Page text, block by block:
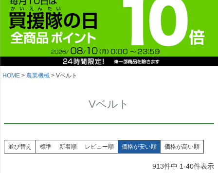
HOME 農業機械 Vベルト
Vベルト
並び替え 標準 新着順 レビュー順 価格が安い順 価格が高い順
913件中 1-40件表示